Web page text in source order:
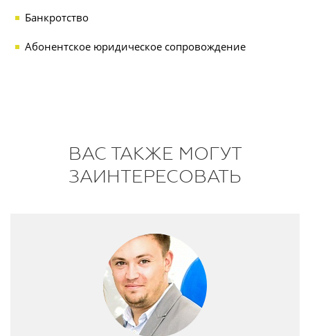
Банкротство
Абонентское юридическое сопровождение
ВАС ТАКЖЕ МОГУТ
ЗАИНТЕРЕСОВАТЬ